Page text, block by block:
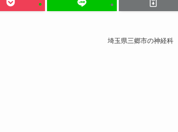
埼玉県三郷市の神経科